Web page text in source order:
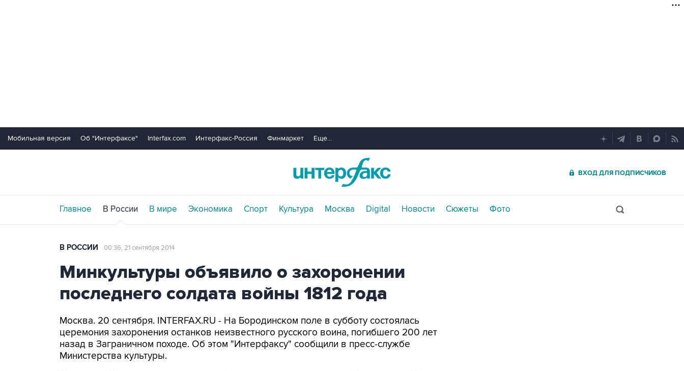
Мобильная версия Об "Интерфаксе" Interfax.com Интерфакс-Россия Финмаркет Еще...
ВХОД ДЛЯ ПОДПИСЧИКОВ
Главное В России В мире Экономика Спорт Культура Москва Digital Новости Сюжеты Фото
В РОССИИ 00:36, 21 сентября 2014
Минкультуры объявило о захоронении
последнего солдата войны 1812 года
Москва. 20 сентября. INTERFAX.RU - На Бородинском поле в субботу состоялась
церемония захоронения останков неизвестного русского воина, погибшего 200 лет
назад в Заграничном походе. Об этом "Интерфаксу" сообщили в пресс-службе
Министерства культуры.